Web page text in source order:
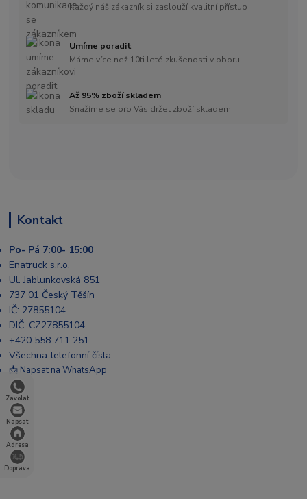
Zavolat
Napsat
Adresa
Doprava
Každý náš zákazník si zaslouží kvalitní přístup
Umíme poradit
Máme více než 10ti leté zkušenosti v oboru
Až 95% zboží skladem
Snažíme se pro Vás držet zboží skladem
Kontakt
Po- Pá 7:00- 15:00
Enatruck s.r.o.
Ul. Jablunkovská 851
737 01 Český Těšín
IČ: 27855104
DIČ: CZ27855104
+420 558 711 251
Všechna telefonní čísla
📩 Napsat na WhatsApp